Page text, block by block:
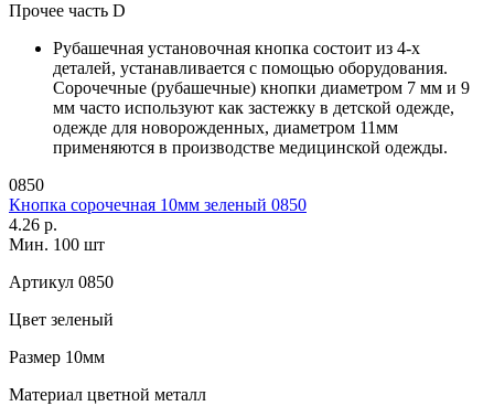
Прочее часть D
Рубашечная установочная кнопка состоит из 4-х
деталей, устанавливается с помощью оборудования.
Сорочечные (рубашечные) кнопки диаметром 7 мм и 9
мм часто используют как застежку в детской одежде,
одежде для новорожденных, диаметром 11мм
применяются в производстве медицинской одежды.
0850
Кнопка сорочечная 10мм зеленый 0850
4.26 р.
Мин. 100 шт
Артикул 0850
Цвет зеленый
Размер 10мм
Материал цветной металл